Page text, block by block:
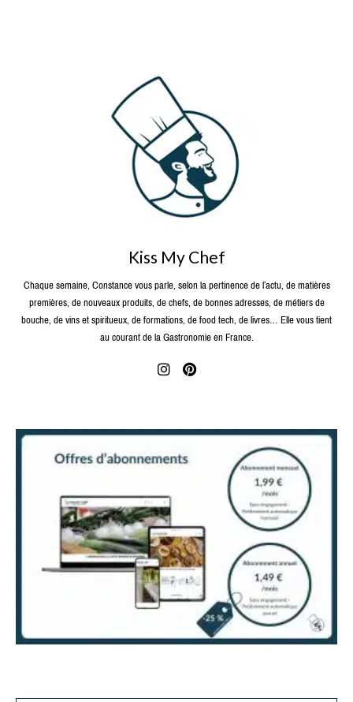
Kiss My Chef
Chaque semaine, Constance vous parle, selon la pertinence de l’actu, de matières
premières, de nouveaux produits, de chefs, de bonnes adresses, de métiers de
bouche, de vins et spiritueux, de formations, de food tech, de livres… Elle vous tient
au courant de la Gastronomie en France.